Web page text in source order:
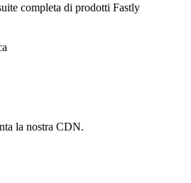
completa di prodotti Fastly
la nostra CDN.